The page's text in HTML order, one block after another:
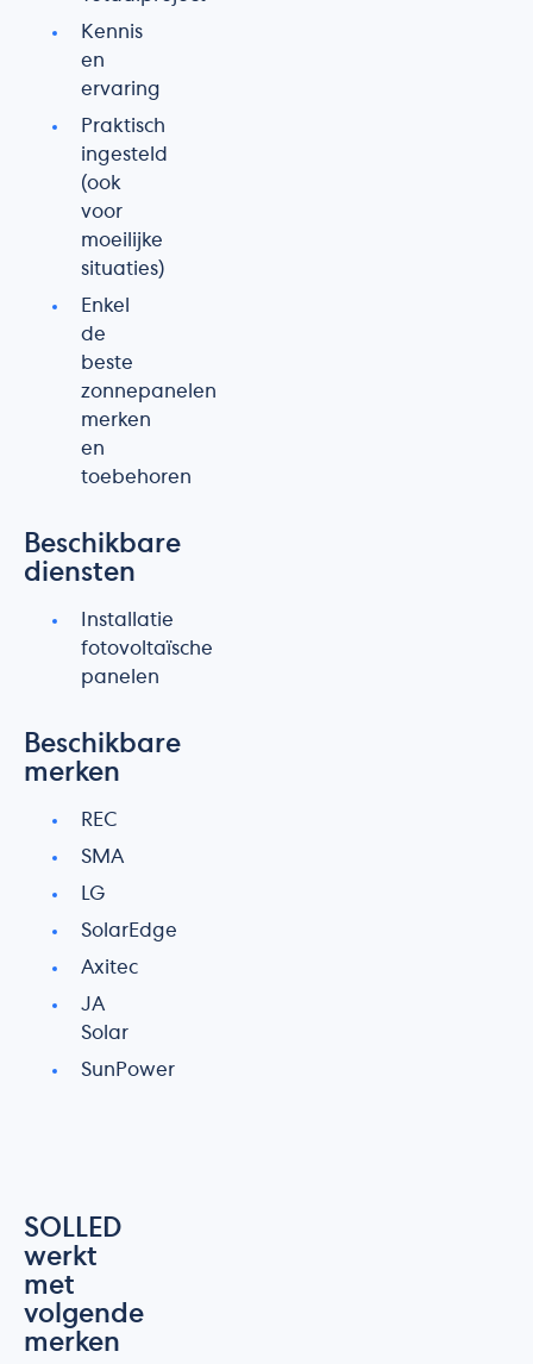
Kennis
en
ervaring
Praktisch
ingesteld
(ook
voor
moeilijke
situaties)
Enkel
de
beste
zonnepanelen
merken
en
toebehoren
Beschikbare
diensten
Installatie
fotovoltaïsche
panelen
Beschikbare
merken
REC
SMA
LG
SolarEdge
Axitec
JA
Solar
SunPower
SOLLED
werkt
met
volgende
merken